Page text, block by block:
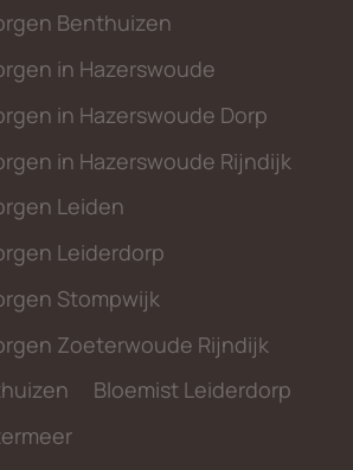
Benthuizen
in Hazerswoude
in Hazerswoude Dorp
in Hazerswoude Rijndijk
Leiden
Leiderdorp
Stompwijk
Zoeterwoude Rijndijk
Bloemist Leiderdorp